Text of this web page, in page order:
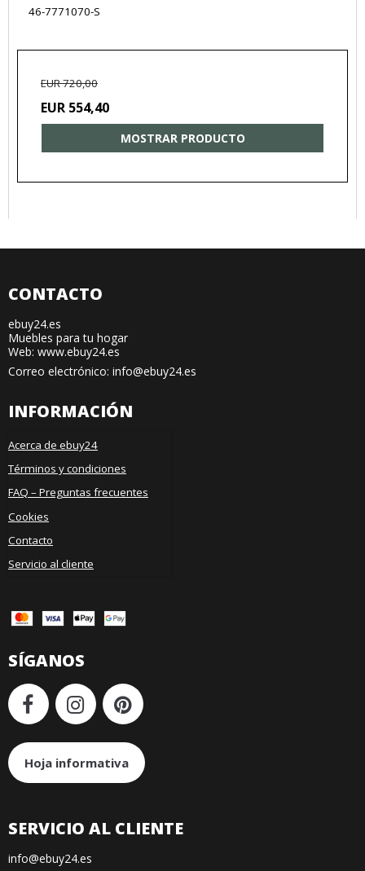
46-7771070-S
EUR 720,00
EUR 554,40
MOSTRAR PRODUCTO
CONTACTO
ebuy24.es
Muebles para tu hogar
Web: www.ebuy24.es
Correo electrónico: info@ebuy24.es
INFORMACIÓN
Acerca de ebuy24
Términos y condiciones
FAQ – Preguntas frecuentes
Cookies
Contacto
Servicio al cliente
SÍGANOS
Hoja informativa
SERVICIO AL CLIENTE
info@ebuy24.es